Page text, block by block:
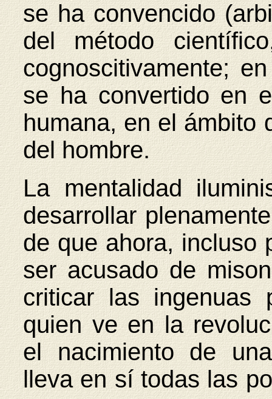
se ha convencido
del método
cognoscitivamente;
se ha convertido en
humana, en el ámbito
del hombre.
La mentalidad
desarrollar
de que ahora, incluso
ser acusado de
criticar las ingenuas
quien ve en la
el nacimiento de
lleva en sí todas las